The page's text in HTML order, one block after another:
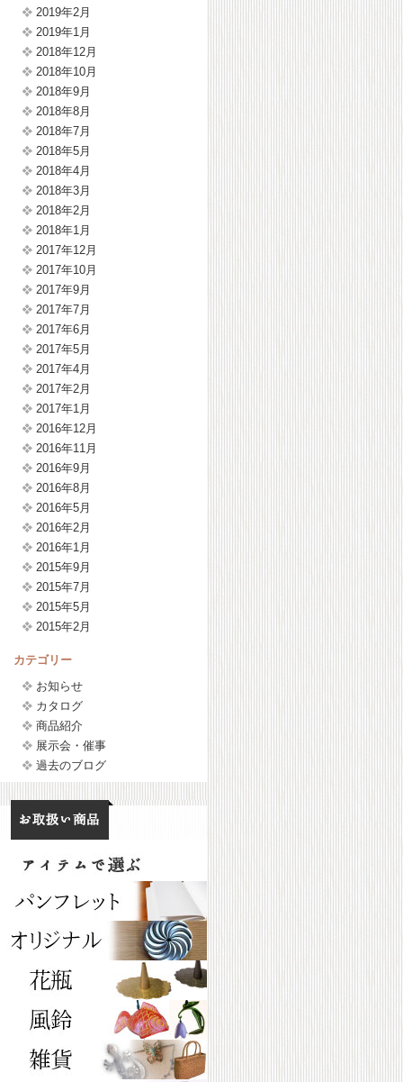
2019年2月
2019年1月
2018年12月
2018年10月
2018年9月
2018年8月
2018年7月
2018年5月
2018年4月
2018年3月
2018年2月
2018年1月
2017年12月
2017年10月
2017年9月
2017年7月
2017年6月
2017年5月
2017年4月
2017年2月
2017年1月
2016年12月
2016年11月
2016年9月
2016年8月
2016年5月
2016年2月
2016年1月
2015年9月
2015年7月
2015年5月
2015年2月
カテゴリー
お知らせ
カタログ
商品紹介
展示会・催事
過去のブログ